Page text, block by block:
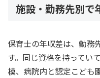
施設・勤務先別で
保育士の年収差は、勤務
す。同じ資格を持ってい
模、病院内と認定こども